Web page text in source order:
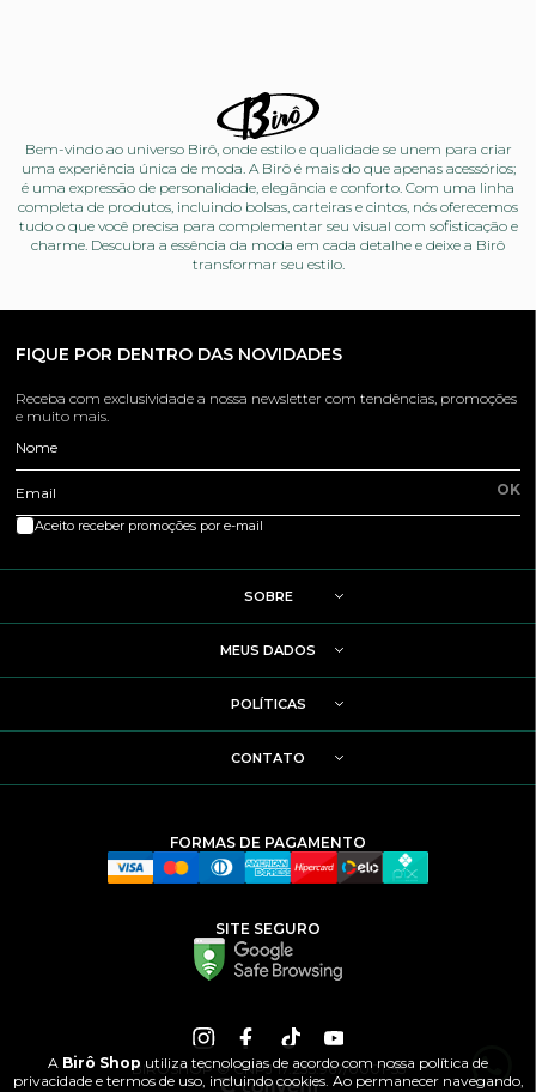
Bem-vindo ao universo Birô, onde estilo e qualidade se unem para criar
uma experiência única de moda. A Birô é mais do que apenas acessórios;
é uma expressão de personalidade, elegância e conforto. Com uma linha
completa de produtos, incluindo bolsas, carteiras e cintos, nós oferecemos
tudo o que você precisa para complementar seu visual com sofisticação e
charme. Descubra a essência da moda em cada detalhe e deixe a Birô
transformar seu estilo.
FIQUE POR DENTRO DAS NOVIDADES
Receba com exclusividade a nossa newsletter com tendências, promoções
e muito mais.
Nome
Email OK
Aceito receber promoções por e-mail
SOBRE
MEUS DADOS
POLÍTICAS
CONTATO
SITE SEGURO
FORMAS DE PAGAMENTO
BIRÔSHOP © CNPJ 17.235.967/0001-55
A Birô Shop utiliza tecnologias de acordo com nossa política de
privacidade e termos de uso, incluindo cookies. Ao permanecer navegando,